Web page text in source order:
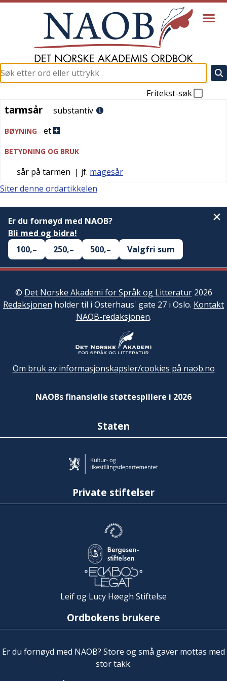
Fritekst-søk
tarmsår
tarmsår substantiv
BØYNING et
BETYDNING OG BRUK
sår på tarmen | jf. magesår
Siter denne ordartikkelen
Er du fornøyd med NAOB?
Bli med og bidra!
100,–
250,– 500,– Valgfri sum
© Det Norske Akademi for Språk og Litteratur2026
Redaksjonen holder til i Osterhaus' gate 27 i Oslo. Kontakt
NAOB-redaksjonen.
Om bruk av informasjonskapsler/cookies på naob.no
NAOBs finansielle støttespillere i 2026
Staten
Private stiftelser
Leif og Lucy Høegh Stiftelse
Ordbokens brukere
Er du fornøyd med NAOB? Store og små gaver mottas med
stor takk.